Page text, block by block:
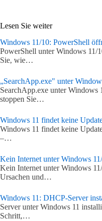
Lesen Sie weiter
Windows 11/10: PowerShell
PowerShell unter Windows 11/
Sie, wie…
„SearchApp.exe" unter
SearchApp.exe unter Windows
stoppen Sie…
Windows 11 findet keine
Windows 11 findet keine
–…
Kein Internet unter Windows
Kein Internet unter Windows
Ursachen und…
Windows 11: DHCP-Server
Server unter Windows 11
Schritt,…